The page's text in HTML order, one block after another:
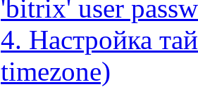
'bitrix' user
4. Настройка
timezone)